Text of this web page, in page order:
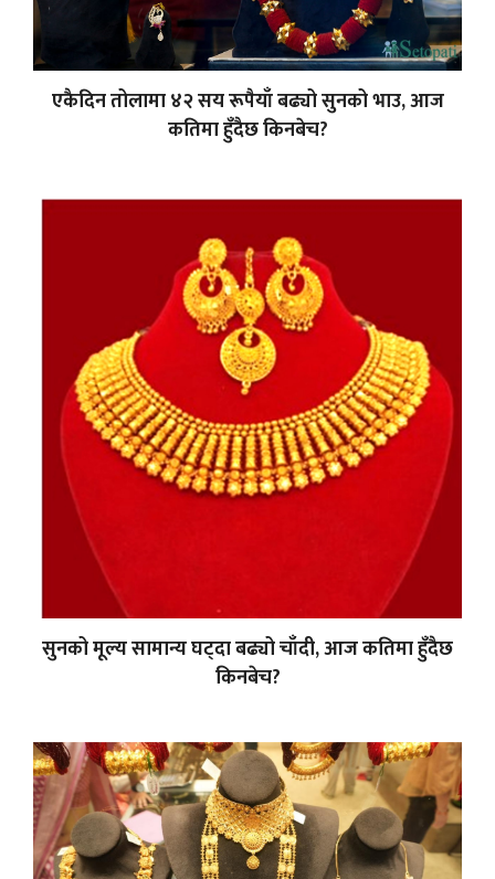
एकैदिन तोलामा ४२ सय रूपैयाँ बढ्यो सुनको भाउ, आज
कतिमा हुँदैछ किनबेच?
सुनको मूल्य सामान्य घट्दा बढ्यो चाँदी, आज कतिमा हुँदैछ
किनबेच?